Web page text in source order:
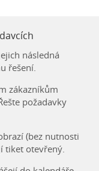
následná
řešení.
zákazníkům
požadavky
(bez nutnosti
tiket otevřený.